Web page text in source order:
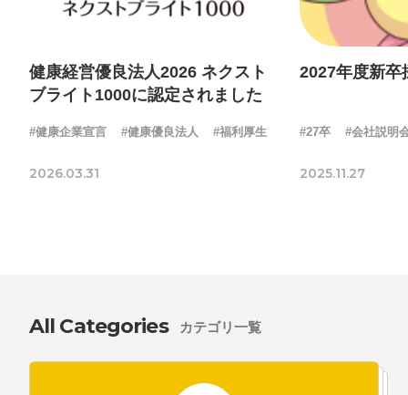
健康経営優良法人2026 ネクスト
ブライト1000に認定されました
#健康企業宣言 #健康優良法人 #福利厚生
2026.03.31
2027年度新卒
#27卒 #会社説明
2025.11.27
All Categories カテゴリ一覧